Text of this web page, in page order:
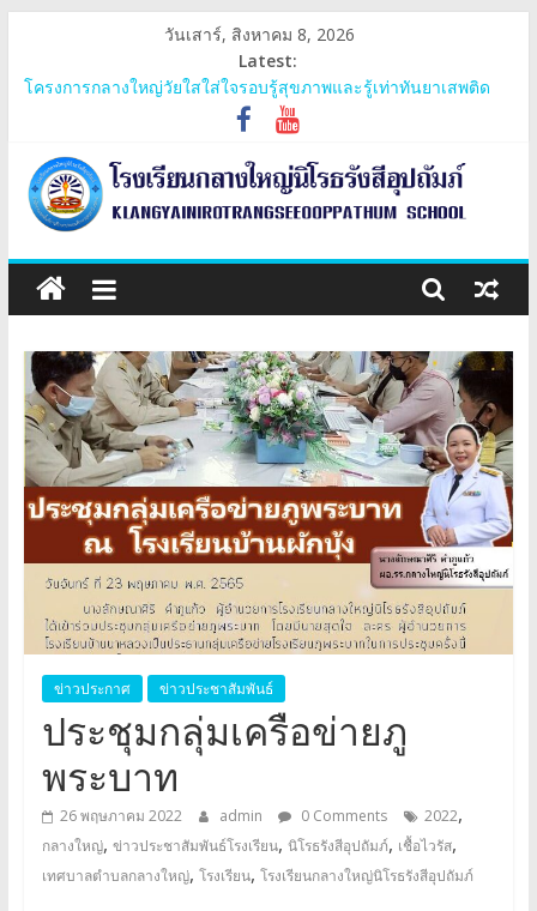
content
วันเสาร์, สิงหาคม 8, 2026
Latest:
โครงการค่ายเยาวชน หัวใจสุจริต มีจิตสาธารณะ
โครงการกลางใหญ่วัยใสใส่ใจรอบรู้สุขภาพและรู้เท่าทันยาเสพติด
ประชุมสามัญกลุ่มเครือข่ายภูพระบาท
โครงการ 60 ปี ไทยฮอนด้า ขับขี่ปลอดภัย เพื่อสังคมไทยยั่งยืน มอบ
หมวกนิรภัย
การรับเงินอุดหนุนยากจนพิเศษกองทุนเพื่อความเสมอภาคทางการ
โรงเรียน
กลาง
ใหญ่
นิโรธ
รังสี
อุปถัมภ์
Klangyai
ข่าวประกาศ ข่าวประชาสัมพันธ์
ประชุมกลุ่มเครือข่ายภู
พระบาท
26 พฤษภาคม 2022 admin 0 Comments 2022,
กลางใหญ่, ข่าวประชาสัมพันธ์โรงเรียน, นิโรธรังสีอุปถัมภ์, เชื้อไวรัส,
เทศบาลตำบลกลางใหญ่, โรงเรียน, โรงเรียนกลางใหญ่นิโรธรังสีอุปถัมภ์